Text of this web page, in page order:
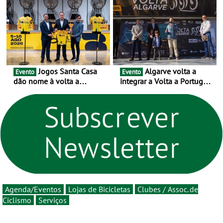
as 17 equipas de 2026
novo ciclo rumo ao
centenário
Evento Jogos Santa Casa
dão nome à volta a
um novo ciclo da prova
rumo ao centenário - Volta
a Portugal em Bicicleta
estará na estrada entre 5 e
16 de agosto
Evento
integrar a Volta a Portugal
Agenda/Eventos Lojas de Bicicletas
Clubes / Assoc. de
Ciclismo
Serviços